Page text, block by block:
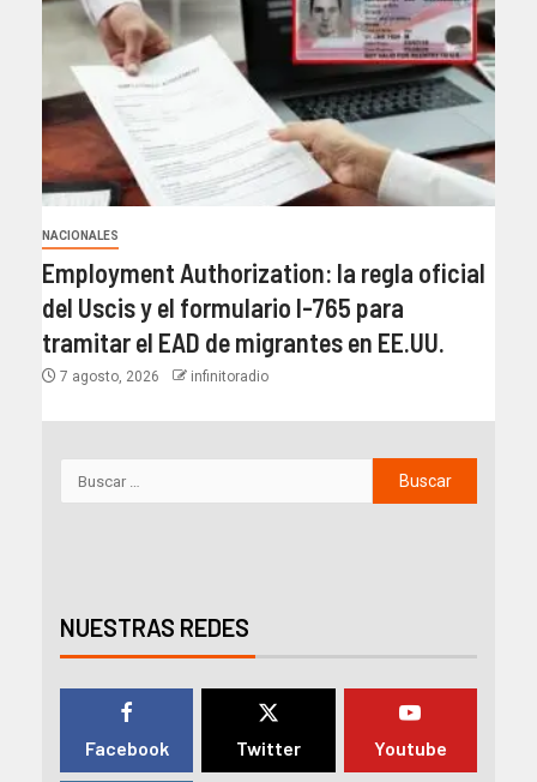
NACIONALES
Employment Authorization: la regla oficial
del Uscis y el formulario I-765 para
tramitar el EAD de migrantes en EE.UU.
7 agosto, 2026 infinitoradio
NUESTRAS REDES
Facebook Twitter Youtube